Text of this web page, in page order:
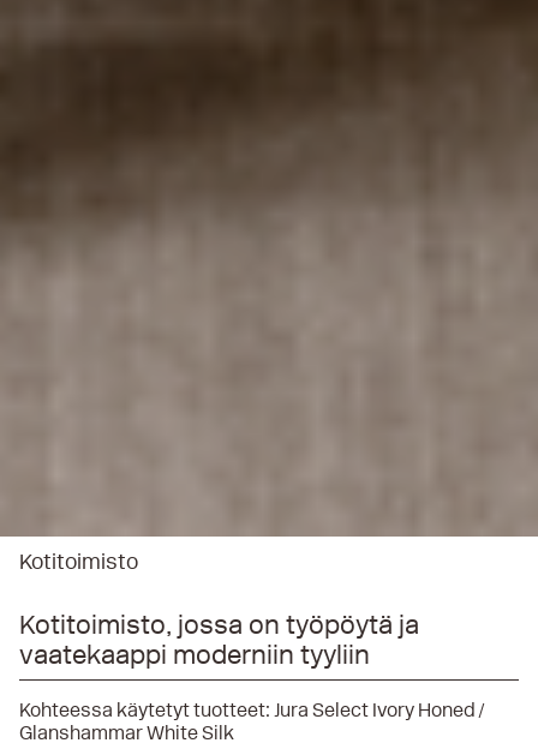
Kotitoimisto
Kotitoimisto, jossa on työpöytä ja
vaatekaappi moderniin tyyliin
Kohteessa käytetyt tuotteet: Jura Select Ivory Honed
Glanshammar White Silk